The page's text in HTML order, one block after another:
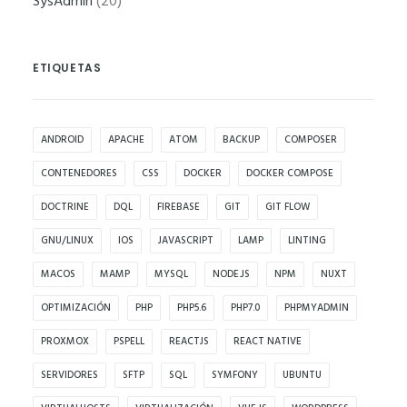
ETIQUETAS
ANDROID APACHE ATOM BACKUP COMPOSER
CONTENEDORES CSS DOCKER DOCKER COMPOSE
DOCTRINE DQL FIREBASE GIT GIT FLOW
GNU/LINUX IOS JAVASCRIPT LAMP LINTING
MACOS MAMP MYSQL NODE.JS NPM NUXT
OPTIMIZACIÓN PHP PHP5.6 PHP7.0 PHPMYADMIN
PROXMOX PSPELL REACTJS REACT NATIVE
SERVIDORES SFTP SQL SYMFONY UBUNTU
funcione la
podamos
mejorar la
de la web, en
base a cómo
Para que